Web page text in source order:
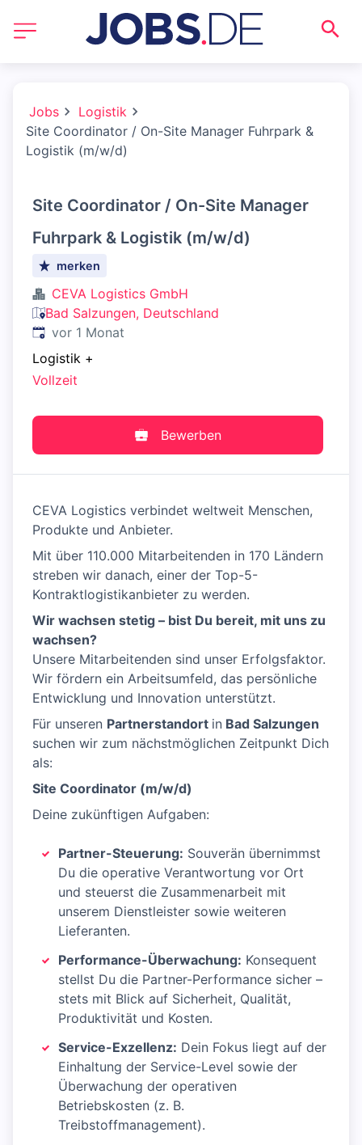
Jobs
Logistik
Site Coordinator / On-Site Manager Fuhrpark &
Logistik (m/w/d)
Site Coordinator / On-Site Manager
Fuhrpark & Logistik (m/w/d)
merken
CEVA Logistics GmbH
Bad Salzungen, Deutschland
Veröffentlicht:
vor 1 Monat
Logistik +
Vollzeit
Bewerben
CEVA Logistics verbindet weltweit Menschen,
Produkte und Anbieter.
Mit über 110.000 Mitarbeitenden in 170 Ländern
streben wir danach, einer der Top-5-
Kontraktlogistikanbieter zu werden.
Wir wachsen stetig – bist Du bereit, mit uns zu
wachsen?
Unsere Mitarbeitenden sind unser Erfolgsfaktor.
Wir fördern ein Arbeitsumfeld, das persönliche
Entwicklung und Innovation unterstützt.
Für unseren Partnerstandort in Bad Salzungen
suchen wir zum nächstmöglichen Zeitpunkt Dich
als:
Site Coordinator (m/w/d)
Deine zukünftigen Aufgaben:
Partner-Steuerung: Souverän übernimmst
Du die operative Verantwortung vor Ort
und steuerst die Zusammenarbeit mit
unserem Dienstleister sowie weiteren
Lieferanten.
Performance-Überwachung: Konsequent
stellst Du die Partner-Performance sicher –
stets mit Blick auf Sicherheit, Qualität,
Produktivität und Kosten.
Service-Exzellenz: Dein Fokus liegt auf der
Einhaltung der Service-Level sowie der
Überwachung der operativen
Betriebskosten (z. B.
Treibstoffmanagement).